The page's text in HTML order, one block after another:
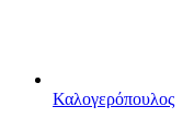
Καλογερόπουλος